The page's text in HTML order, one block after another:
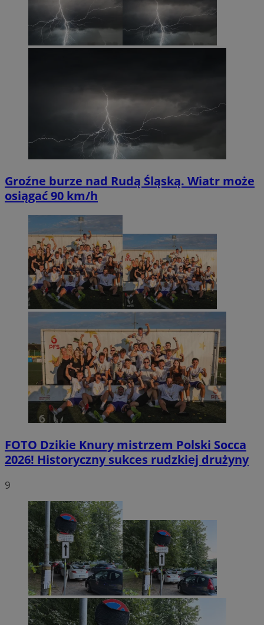
Groźne burze nad Rudą Śląską. Wiatr może
osiągać 90 km/h
FOTO Dzikie Knury mistrzem Polski Socca
2026! Historyczny sukces rudzkiej drużyny
9